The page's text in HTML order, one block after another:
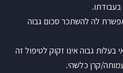
בעבודתו.
לה להשתכר סכום גבוה
בעלות גבוה אינו זקוק לטיפול זה
קרן כלשהי.